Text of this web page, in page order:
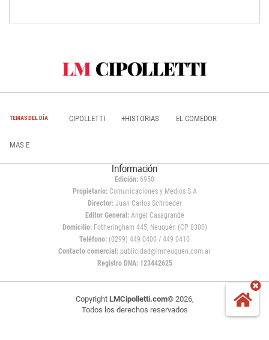
TEMAS DEL DÍA CIPOLLETTI +HISTORIAS EL COMEDOR
MAS E
Información
Edición: 6950
Propietario:Comunicaciones y Medios S.A
Director: Juan Carlos Schroeder
Editor General:Ángel Casagrande
Domicilio:Fotheringham 445, Neuquén (CP 8300)
Teléfono: (0299) 449 0400 / 449 0410
Contacto comercial: publicidad@lmneuquen.com.ar
Registro DNA: 123442625
Copyright LMCipolletti.com© 2026,
Todos los derechos reservados